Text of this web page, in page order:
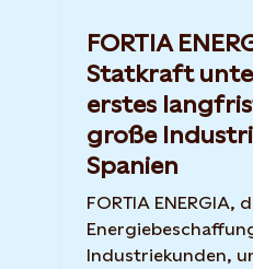
FORTIA
Statkraft
erstes
große
Spanien
FORTIA ENERGIA,
Industriekunden,